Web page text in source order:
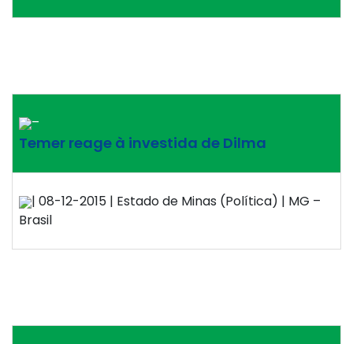
–
Temer reage à investida de Dilma
| 08-12-2015 | Estado de Minas (Política) | MG –
Brasil